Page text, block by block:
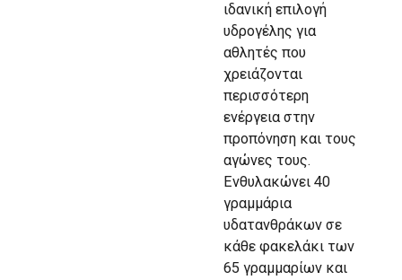
ιδανική επιλογή
υδρογέλης για
αθλητές που
χρειάζονται
περισσότερη
ενέργεια στην
προπόνηση και τους
αγώνες τους.
Ενθυλακώνει 40
γραμμάρια
υδατανθράκων σε
κάθε φακελάκι των
65 γραμμαρίων και